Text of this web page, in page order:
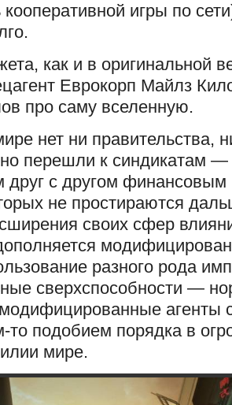
игры по
как и в оригинальной
Еврокорп Майлз
про саму вселенную.
нет ни правительства,
перешли к синдикатам —
с другом
не простираются
своих сфер
разного рода
сверхспособности —
модифицированные агенты
то подобием порядка в
мире.